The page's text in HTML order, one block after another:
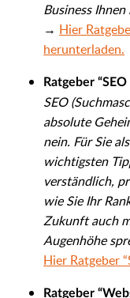
Business
→ Hier
herunterladen.
Ratgeber
SEO
absolute
nein. Für Sie
wichtigsten
verständlich,
wie Sie Ihr
Zukunft auch
Augenhöhe
Hier Ratgeber
Ratgeber